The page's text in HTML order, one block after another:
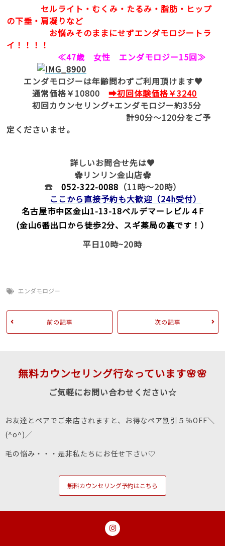
セルライト・むくみ・たるみ・脂肪・ヒップ
の下垂・肩凝りなど
お悩みそのままにせずエンダモロジートラ
イ！！！！
≪47歳 女性 エンダモロジー15回≫
エンダモロジーは年齢問わずご利用頂けます♥
通常価格￥10800➡初回体験価格￥3240
初回カウンセリング+エンダモロジー約35分
計90分～120分をご予
定くださいませ。
詳しいお問合せ先は♥
✿リンリン金山店✿
☎ 052-322-0088 （11時～20時）
ここから直接予約も大歓迎（24h受付）
名古屋市中区金山1-13-18ベルデマーレビル４F
(金山6番出口から徒歩2分、スギ薬局の裏です！）
平日10時~20時
エンダモロジー
前の記事 次の記事
無料カウンセリング行なっています🌸🌸
ご気軽にお問い合わせください☆
お友達とペアでご来店されますと、お得なペア割引５％OFF＼
(^o^)／
毛の悩み・・・是非私たちにお任せ下さい♡
無料カウンセリング予約はこちら